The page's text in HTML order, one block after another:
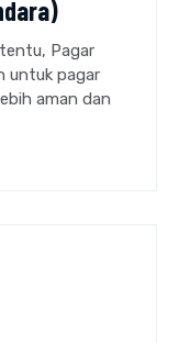
Pagar
untuk pagar
aman dan